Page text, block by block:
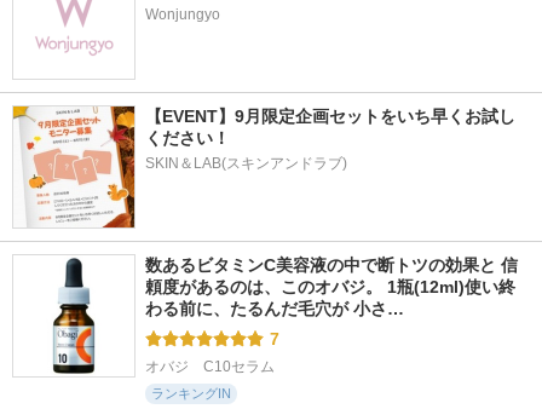
Wonjungyo
【EVENT】9月限定企画セットをいち早くお試し
ください！
SKIN＆LAB(スキンアンドラブ)
数あるビタミンC美容液の中で断トツの効果と 信
頼度があるのは、このオバジ。 1瓶(12ml)使い終
わる前に、たるんだ毛穴が 小さ…
7
オバジ　C10セラム
ランキングIN